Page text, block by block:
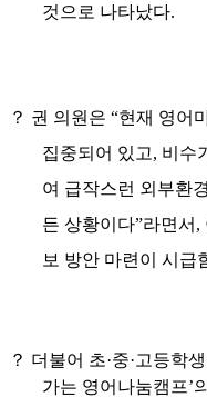
것으로 나타났다.
？ 권 의원은 “현재 영어
집중되어 있고, 비수
여 급작스런 외부환
든 상황이다”라면서 ,
보 방안 마련이 시급
？ 더불어 초·중·고등학
가는 영어나눔캠프’